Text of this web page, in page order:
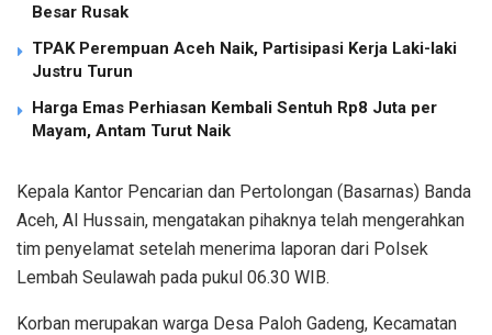
Besar Rusak
TPAK Perempuan Aceh Naik, Partisipasi Kerja Laki-laki
Justru Turun
Harga Emas Perhiasan Kembali Sentuh Rp8 Juta per
Mayam, Antam Turut Naik
Kepala Kantor Pencarian dan Pertolongan (Basarnas) Banda
Aceh, Al Hussain, mengatakan pihaknya telah mengerahkan
tim penyelamat setelah menerima laporan dari Polsek
Lembah Seulawah pada pukul 06.30 WIB.
Korban merupakan warga Desa Paloh Gadeng, Kecamatan